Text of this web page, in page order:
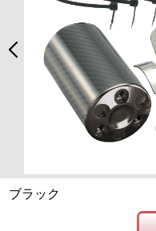
ブラック